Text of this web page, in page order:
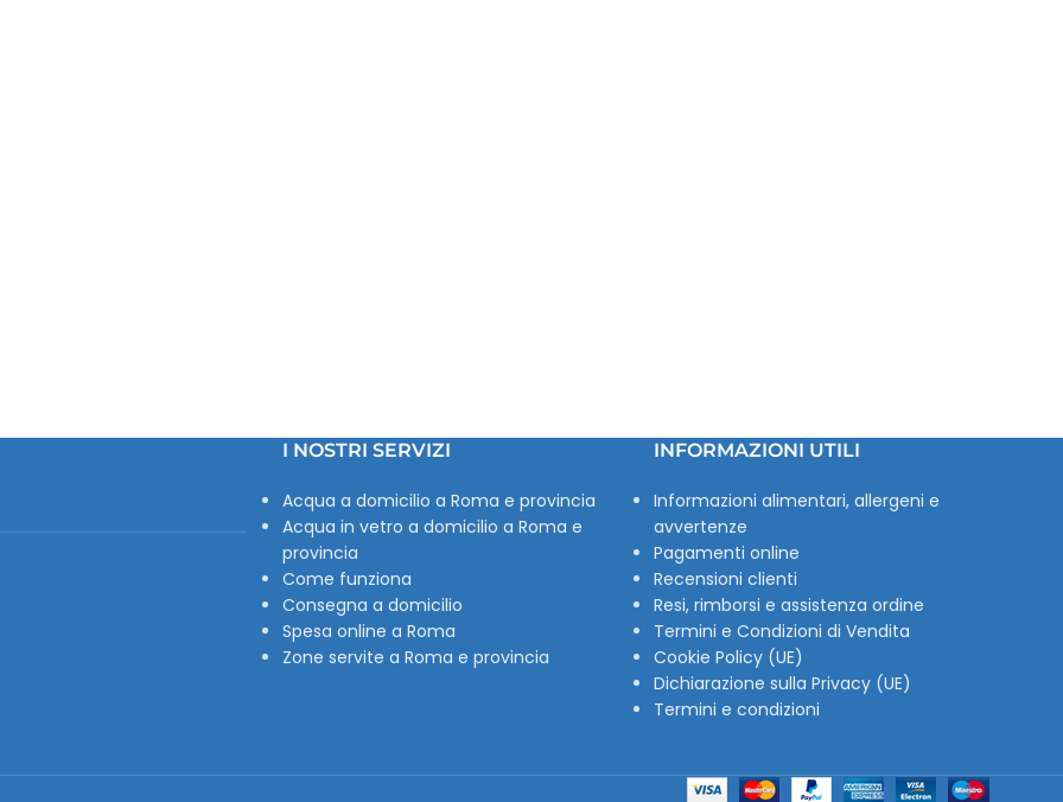
I NOSTRI SERVIZI
Acqua a domicilio a Roma e provincia
Acqua in vetro a domicilio a Roma e
provincia
Come funziona
Consegna a domicilio
Spesa online a Roma
Zone servite a Roma e provincia
INFORMAZIONI UTILI
Informazioni alimentari, allergeni e
avvertenze
Pagamenti online
Recensioni clienti
Resi, rimborsi e assistenza ordine
Termini e Condizioni di Vendita
Cookie Policy (UE)
Dichiarazione sulla Privacy (UE)
Termini e condizioni